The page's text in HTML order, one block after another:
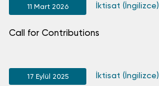
11 Mart 2026 İktisat (İngilizce)
Call for Contributions
17 Eylül 2025 İktisat (İngilizce)